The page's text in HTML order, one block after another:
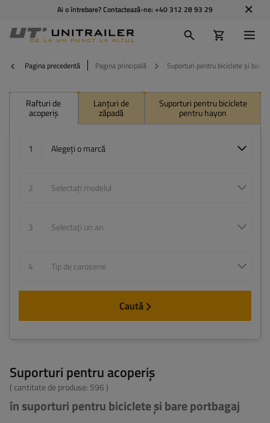
Ai o întrebare? Contactează-ne: +40 312 28 93 29
Pagina precedentă Pagina principală Suporturi pentru biciclete și bare
Rafturi de
acoperiș
Lanțuri de
zăpadă
Suporturi pentru biciclete
pentru hayon
1 Alegeți o marcă
2 Selectați modelul
3 Selectați un an
4 Tip de caroserie
Caută
Suporturi pentru acoperiș
( cantitate de produse: 596 )
în suporturi pentru biciclete și bare portbagaj